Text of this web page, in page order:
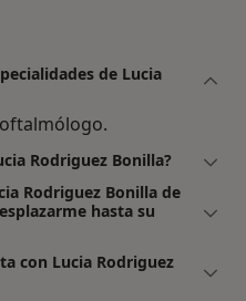
de Lucia
Rodriguez Bonilla?
Rodriguez Bonilla de
hasta su
con Lucia Rodriguez